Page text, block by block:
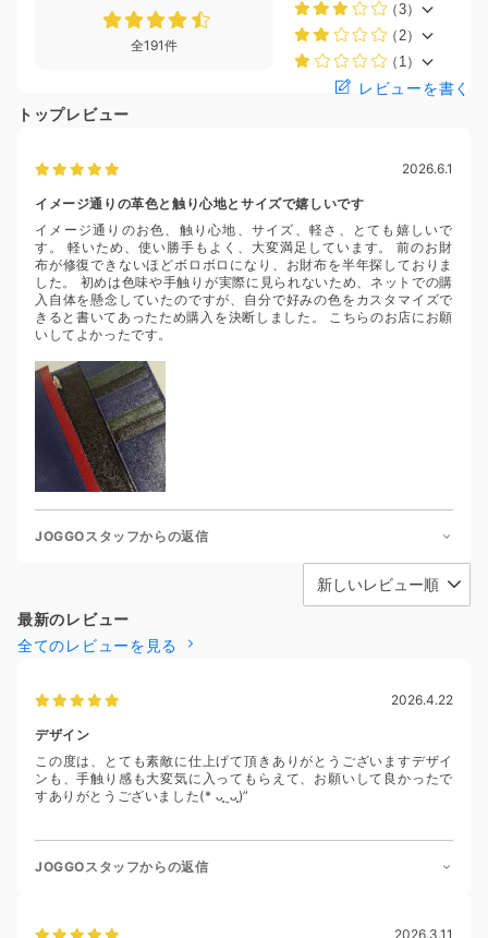
全191件
（3）
（2）
（1）
レビューを書く
トップレビュー
2026.6.1
イメージ通りの革色と触り心地とサイズで嬉しいです
イメージ通りのお色、触り心地、サイズ、軽さ、とても嬉しいで
す。 軽いため、使い勝手もよく、大変満足しています。 前のお財
布が修復できないほどボロボロになり、お財布を半年探しておりま
した。 初めは色味や手触りが実際に見られないため、ネットでの購
入自体を懸念していたのですが、自分で好みの色をカスタマイズで
きると書いてあったため購入を決断しました。 こちらのお店にお願
いしてよかったです。
JOGGOスタッフからの返信
最新のレビュー
全てのレビューを見る
2026.4.22
デザイン
この度は、とても素敵に仕上げて頂きありがとうございますデザイ
ンも、手触り感も大変気に入ってもらえて、お願いして良かったで
すありがとうございました(* ᴗ͈ˬᴗ͈)”
JOGGOスタッフからの返信
2026.3.11